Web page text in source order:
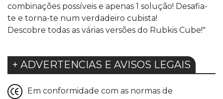
combinações possíveis e apenas 1 solução! Desafia-
te e torna-te num verdadeiro cubista!
Descobre todas as várias versões do Rubkis Cube!"
+ ADVERTENCIAS E AVISOS LEGAIS
Em conformidade com as normas de